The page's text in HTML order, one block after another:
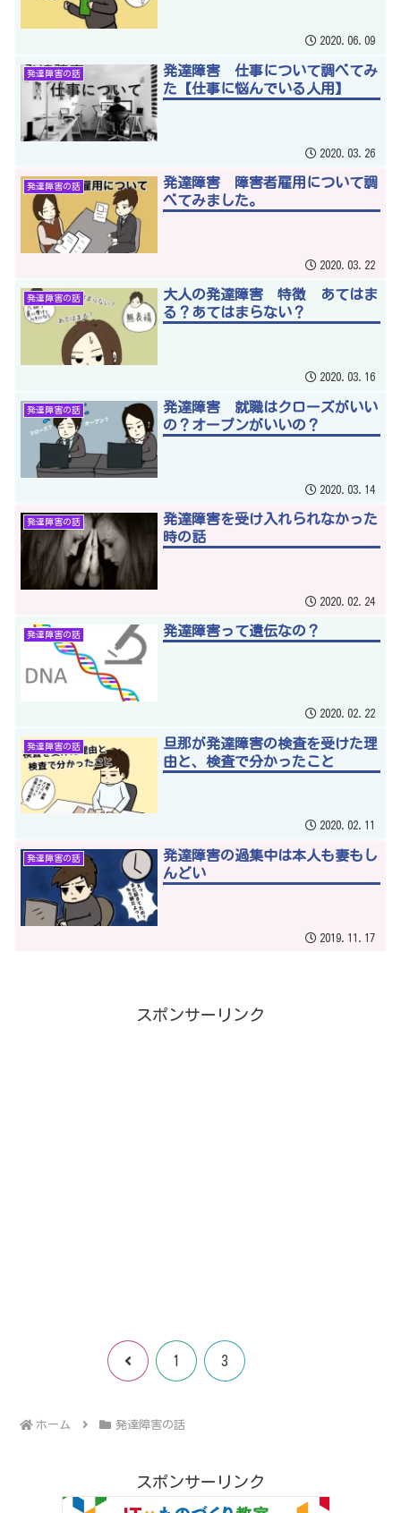
2020.06.09
発達障害の話
発達障害 仕事について調べてみ
た【仕事に悩んでいる人用】
2020.03.26
発達障害の話
発達障害 障害者雇用について調
べてみました。
2020.03.22
発達障害の話
大人の発達障害 特徴 あてはま
る？あてはまらない？
2020.03.16
発達障害の話
発達障害 就職はクローズがいい
の？オープンがいいの？
2020.03.14
発達障害の話
発達障害を受け入れられなかった
時の話
2020.02.24
発達障害の話 発達障害って遺伝なの？
2020.02.22
発達障害の話
旦那が発達障害の検査を受けた理
由と、検査で分かったこと
2020.02.11
発達障害の話
発達障害の過集中は本人も妻もし
んどい
2019.11.17
スポンサーリンク
前 1 3
ホーム 発達障害の話
スポンサーリンク